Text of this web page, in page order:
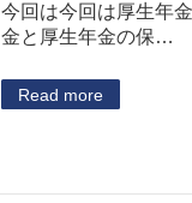
今回は今回は厚生年
金と厚生年金の保…
Read more